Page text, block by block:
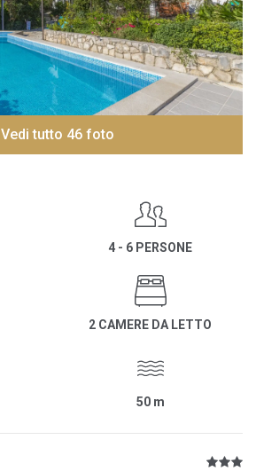
Vedi tutto 46 foto
4 - 6 PERSONE
2 CAMERE DA LETTO
50 m